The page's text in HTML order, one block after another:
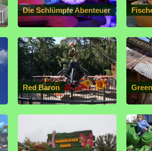
Die Schlümpfe Abenteuer
Red Baron